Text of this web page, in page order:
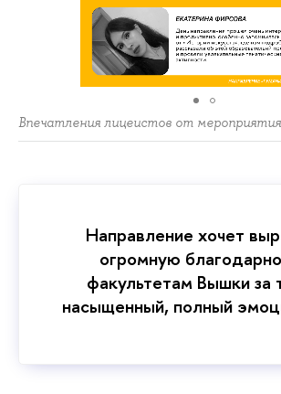
Впечатления лицеистов от мероприятия
Направление хочет
огромную
факультетам Вышки за
насыщенный, полный